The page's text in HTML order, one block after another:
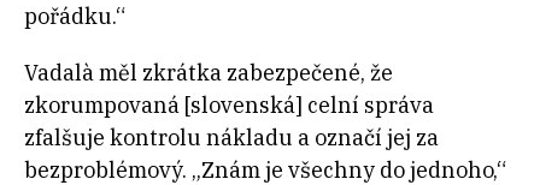
pořádku.“
Vadalà měl zkrátka zabezpečené, že
zkorumpovaná [slovenská] celní správa
zfalšuje kontrolu nákladu a označí jej za
bezproblémový. „Znám je všechny do jednoho,“